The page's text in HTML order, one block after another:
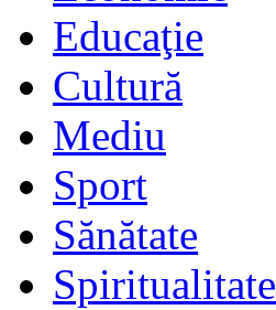
Educaţie
Cultură
Mediu
Sport
Sănătate
Spiritualitate